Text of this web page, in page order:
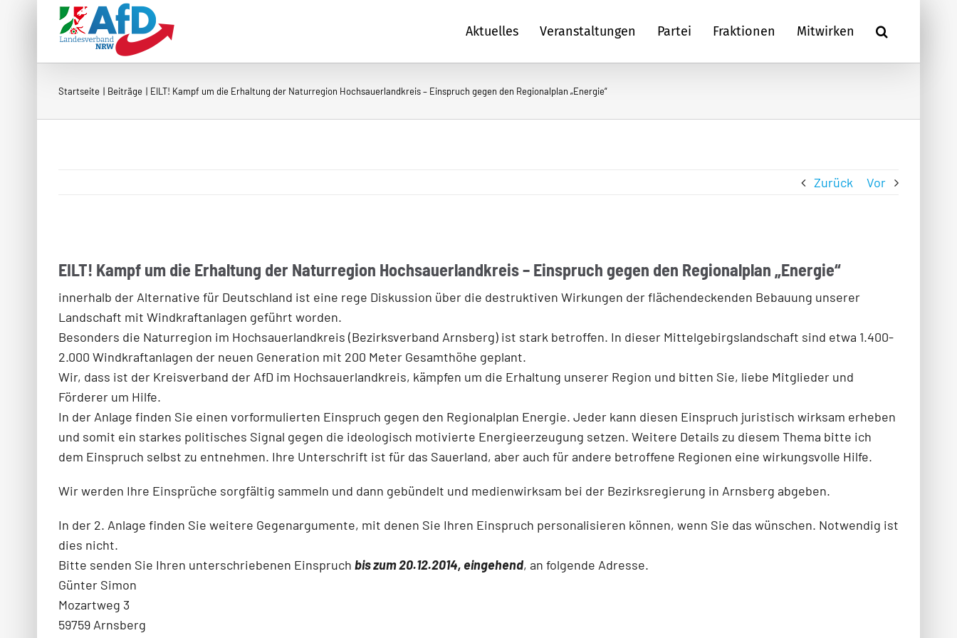
Aktuelles Veranstaltungen Partei Fraktionen Mitwirken
Startseite Beiträge EILT! Kampf um die Erhaltung der Naturregion Hochsauerlandkreis – Einspruch gegen den Regionalplan „Energie“
Zurück Vor
EILT! Kampf um die Erhaltung der Naturregion Hochsauerlandkreis – Einspruch gegen den Regionalplan „Energie“
innerhalb der Alternative für Deutschland ist eine rege Diskussion über die destruktiven Wirkungen der flächendeckenden Bebauung unserer
Landschaft mit Windkraftanlagen geführt worden.
Besonders die Naturregion im Hochsauerlandkreis (Bezirksverband Arnsberg) ist stark betroffen. In dieser Mittelgebirgslandschaft sind etwa 1.400-
2.000 Windkraftanlagen der neuen Generation mit 200 Meter Gesamthöhe geplant.
Wir, dass ist der Kreisverband der AfD im Hochsauerlandkreis, kämpfen um die Erhaltung unserer Region und bitten Sie, liebe Mitglieder und
Förderer um Hilfe.
In der Anlage finden Sie einen vorformulierten Einspruch gegen den Regionalplan Energie. Jeder kann diesen Einspruch juristisch wirksam erheben
und somit ein starkes politisches Signal gegen die ideologisch motivierte Energieerzeugung setzen. Weitere Details zu diesem Thema bitte ich
dem Einspruch selbst zu entnehmen. Ihre Unterschrift ist für das Sauerland, aber auch für andere betroffene Regionen eine wirkungsvolle Hilfe.
Wir werden Ihre Einsprüche sorgfältig sammeln und dann gebündelt und medienwirksam bei der Bezirksregierung in Arnsberg abgeben.
In der 2. Anlage finden Sie weitere Gegenargumente, mit denen Sie Ihren Einspruch personalisieren können, wenn Sie das wünschen. Notwendig ist
dies nicht.
Bitte senden Sie Ihren unterschriebenen Einspruch bis zum 20.12.2014, eingehend, an folgende Adresse.
Günter Simon
Mozartweg 3
59759 Arnsberg